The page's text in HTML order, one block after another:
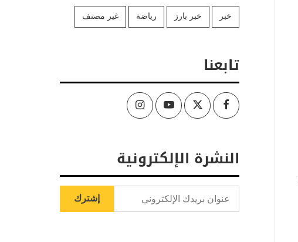
خبر خبر بارز رياضة غير مصنف
تابعنا
Facebook
Twitter
Youtube
Instagram
النشرة الإلكترونية